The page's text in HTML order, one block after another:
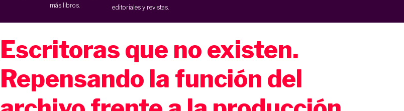
más libros.
editoriales y revistas.
Escritoras que no existen.
Repensando la función del